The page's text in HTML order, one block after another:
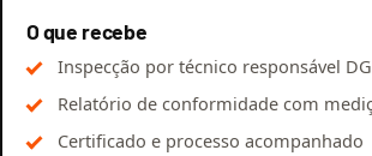
O que recebe
Inspecção por técnico responsável
Relatório de conformidade com
Certificado e processo acompanhado